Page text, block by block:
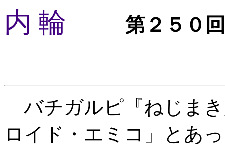
内 輪 第２５０回
バチガルピ『ねじま
ロイド・エミコ」とあ